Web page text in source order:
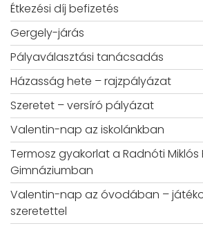
Étkezési díj befizetés
Gergely-járás
Pályaválasztási tanácsadás
Házasság hete – rajzpályázat
Szeretet – versíró pályázat
Valentin-nap az iskolánkban
Termosz gyakorlat a Radnóti Miklós
Gimnáziumban
Valentin-nap az óvodában –
szeretettel